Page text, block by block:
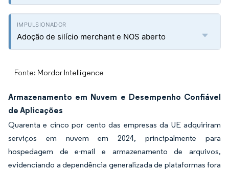
Adoção de silício merchant e NOS aberto
Fonte: Mordor Intelligence
Armazenamento em Nuvem e Desempenho Confiável
de Aplicações
Quarenta e cinco por cento das empresas da UE adquiriram
serviços em nuvem em 2024, principalmente para
hospedagem de e-mail e armazenamento de arquivos,
evidenciando a dependência generalizada de plataformas fora